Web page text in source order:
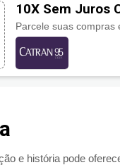
10X Sem Juros
Parcele suas compras
e história pode